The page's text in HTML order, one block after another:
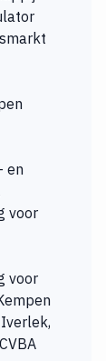
en
voor
voor